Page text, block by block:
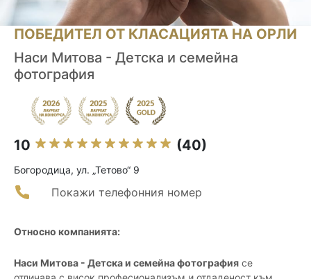
ПОБЕДИТЕЛ ОТ КЛАСАЦИЯТА НА ОРЛИ
Наси Митова - Детска и семейна
фотография
10 (40)
Богородица, ул. „Тетово“ 9
Покажи телефонния номер
Относно компанията:
Наси Митова - Детска и семейна фотография се